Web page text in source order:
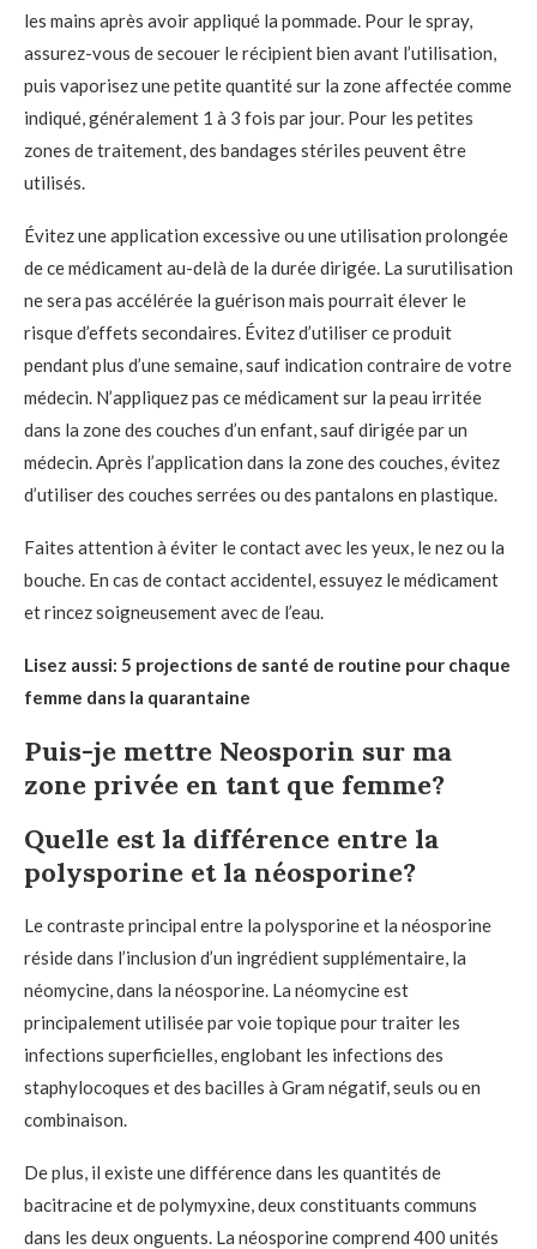
les mains après avoir appliqué la pommade. Pour le spray,
assurez-vous de secouer le récipient bien avant l’utilisation,
puis vaporisez une petite quantité sur la zone affectée comme
indiqué, généralement 1 à 3 fois par jour. Pour les petites
zones de traitement, des bandages stériles peuvent être
utilisés.
Évitez une application excessive ou une utilisation prolongée
de ce médicament au-delà de la durée dirigée. La surutilisation
ne sera pas accélérée la guérison mais pourrait élever le
risque d’effets secondaires. Évitez d’utiliser ce produit
pendant plus d’une semaine, sauf indication contraire de votre
médecin. N’appliquez pas ce médicament sur la peau irritée
dans la zone des couches d’un enfant, sauf dirigée par un
médecin. Après l’application dans la zone des couches, évitez
d’utiliser des couches serrées ou des pantalons en plastique.
Faites attention à éviter le contact avec les yeux, le nez ou la
bouche. En cas de contact accidentel, essuyez le médicament
et rincez soigneusement avec de l’eau.
Lisez aussi: 5 projections de santé de routine pour chaque
femme dans la quarantaine
Puis-je mettre Neosporin sur ma
zone privée en tant que femme?
Quelle est la différence entre la
polysporine et la néosporine?
Le contraste principal entre la polysporine et la néosporine
réside dans l’inclusion d’un ingrédient supplémentaire, la
néomycine, dans la néosporine. La néomycine est
principalement utilisée par voie topique pour traiter les
infections superficielles, englobant les infections des
staphylocoques et des bacilles à Gram négatif, seuls ou en
combinaison.
De plus, il existe une différence dans les quantités de
bacitracine et de polymyxine, deux constituants communs
dans les deux onguents. La néosporine comprend 400 unités